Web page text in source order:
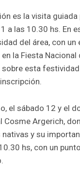
es la visita
a las 10.30 hs. En
del área, con
la Fiesta
esta
el sábado 12 y el
Cosme Argerich,
nativas y su
hs, con un